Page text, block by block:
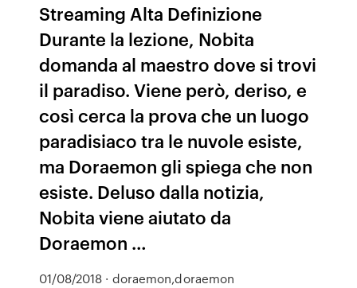
Streaming Alta Definizione
Durante la lezione, Nobita
domanda al maestro dove si trovi
il paradiso. Viene però, deriso, e
così cerca la prova che un luogo
paradisiaco tra le nuvole esiste,
ma Doraemon gli spiega che non
esiste. Deluso dalla notizia,
Nobita viene aiutato da
Doraemon …
01/08/2018 · doraemon,doraemon